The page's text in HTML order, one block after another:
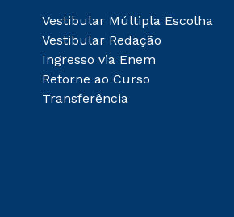
Vestibular Múltipla Escolha
Vestibular Redação
Ingresso via Enem
Retorne ao Curso
Transferência